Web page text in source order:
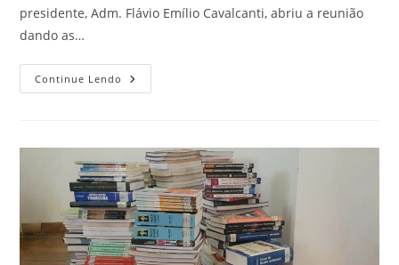
presidente, Adm. Flávio Emílio Cavalcanti, abriu a reunião
dando as…
Continue Lendo CRA-
RN
2022